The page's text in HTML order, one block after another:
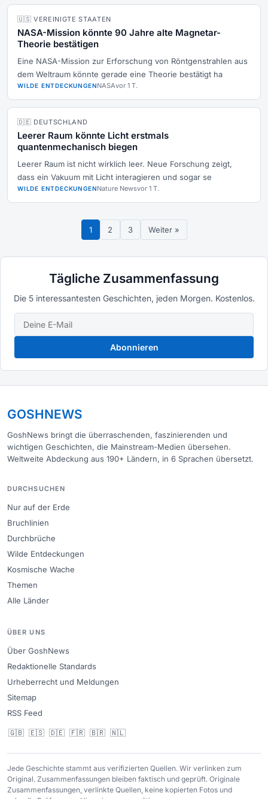
🇺🇸 VEREINIGTE STAATEN
NASA-Mission könnte 90 Jahre alte Magnetar-
Theorie bestätigen
Eine NASA-Mission zur Erforschung von Röntgenstrahlen aus
dem Weltraum könnte gerade eine Theorie bestätigt ha
WILDE ENTDECKUNGENNASAvor 1 T.
🇩🇪 DEUTSCHLAND
Leerer Raum könnte Licht erstmals
quantenmechanisch biegen
Leerer Raum ist nicht wirklich leer. Neue Forschung zeigt,
dass ein Vakuum mit Licht interagieren und sogar se
WILDE ENTDECKUNGENNature Newsvor 1 T.
1 2 3 Weiter »
Tägliche Zusammenfassung
Die 5 interessantesten Geschichten, jeden Morgen. Kostenlos.
Abonnieren
GOSHNEWS
GoshNews bringt die überraschenden, faszinierenden und
wichtigen Geschichten, die Mainstream-Medien übersehen.
Weltweite Abdeckung aus 190+ Ländern, in 6 Sprachen übersetzt.
DURCHSUCHEN
Nur auf der Erde
Bruchlinien
Durchbrüche
Wilde Entdeckungen
Kosmische Wache
Themen
Alle Länder
ÜBER UNS
Über GoshNews
Redaktionelle Standards
Urheberrecht und Meldungen
Sitemap
RSS Feed
🇬🇧 🇪🇸 🇩🇪 🇫🇷 🇧🇷 🇳🇱
Jede Geschichte stammt aus verifizierten Quellen. Wir verlinken zum
Original. Zusammenfassungen bleiben faktisch und geprüft. Originale
Zusammenfassungen, verlinkte Quellen, keine kopierten Fotos und